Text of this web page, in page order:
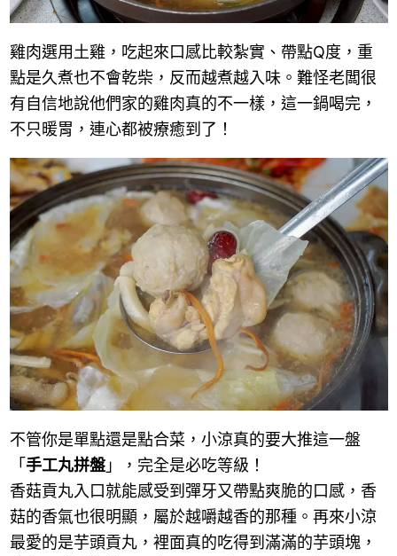
雞肉選用土雞，吃起來口感比較紮實、帶點Q度，重
點是久煮也不會乾柴，反而越煮越入味。難怪老闆很
有自信地說他們家的雞肉真的不一樣，這一鍋喝完，
不只暖胃，連心都被療癒到了！
不管你是單點還是點合菜，小涼真的要大推這一盤
「手工丸拼盤」，完全是必吃等級！
香菇貢丸入口就能感受到彈牙又帶點爽脆的口感，香
菇的香氣也很明顯，屬於越嚼越香的那種。再來小涼
最愛的是芋頭貢丸，裡面真的吃得到滿滿的芋頭塊，